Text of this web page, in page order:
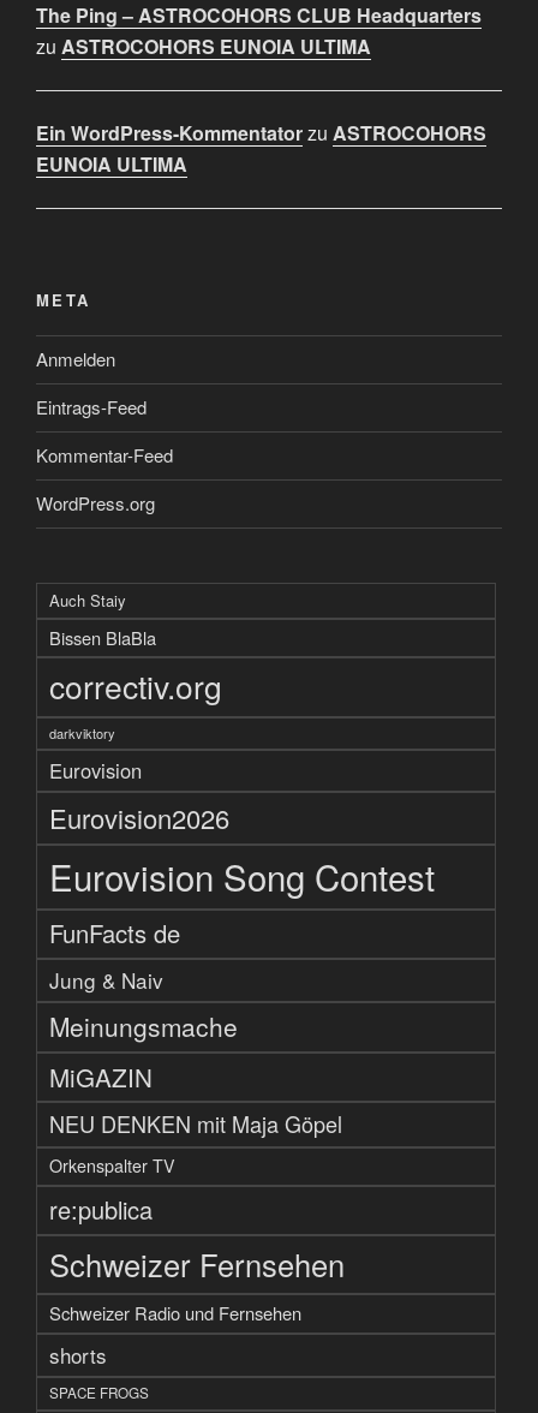
The Ping – ASTROCOHORS CLUB Headquarters
zu ASTROCOHORS EUNOIA ULTIMA
Ein WordPress-Kommentatorzu ASTROCOHORS
EUNOIA ULTIMA
META
Anmelden
Eintrags-Feed
Kommentar-Feed
WordPress.org
Auch Staiy
Bissen BlaBla
correctiv.org
darkviktory
Eurovision
Eurovision2026
Eurovision Song Contest
FunFacts de
Jung & Naiv
Meinungsmache
MiGAZIN
NEU DENKEN mit Maja Göpel
Orkenspalter TV
re:publica
Schweizer Fernsehen
Schweizer Radio und Fernsehen
shorts
SPACE FROGS